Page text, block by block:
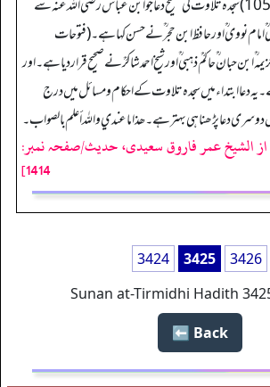
ماجہ اقامۃ الصلوات حدیث 1054) سجدہ تلاوت کی صحیح دعا جو ابن عباس رضی اللہ عنہ سے
نووی ؒ اور حافظ ابن حجر ؒ نے حسن کہا ہے۔ (فتوحات
ابن خزیمہ ؒ ابن حبان ؒ حاکمؒ ذہبی ؒ اور شیخ احمد شاکرؒ نے صحیح قرار دیا ہے۔ اور
یہ دعا ابتداء میں سجدہ تلاوت کے احکام ومسائل میں درج
دعا پڑھنا ہی بہتر ہے۔ ھذا ما عندي واللہ أعلم بالصواب۔
الشیخ عمر فاروق سعیدی، حدیث/صفحہ نمبر:
1414]
3424 3425
3426
Sunan at-Tirmidhi Hadith
Back ⬅️